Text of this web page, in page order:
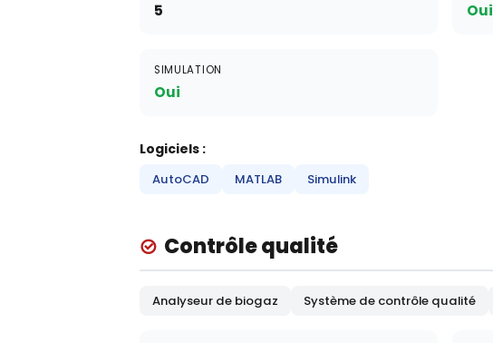
5 Oui
SIMULATION
Oui
Logiciels :
AutoCAD MATLAB Simulink
Contrôle qualité
Analyseur de biogaz Système de contrôle qualité